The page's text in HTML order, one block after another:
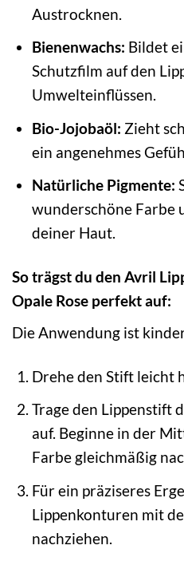
Austrocknen.
Bienenwachs: Bildet
Schutzfilm auf den
Umwelteinflüssen.
Bio-Jojobaöl: Zieht
ein angenehmes
Natürliche Pigmente:
wunderschöne Farbe
deiner Haut.
So trägst du den Avril
Opale Rose perfekt auf:
Die Anwendung ist
Drehe den Stift leicht
Trage den Lippenstift
auf. Beginne in der
Farbe gleichmäßig
Für ein präziseres
Lippenkonturen mit
nachziehen.